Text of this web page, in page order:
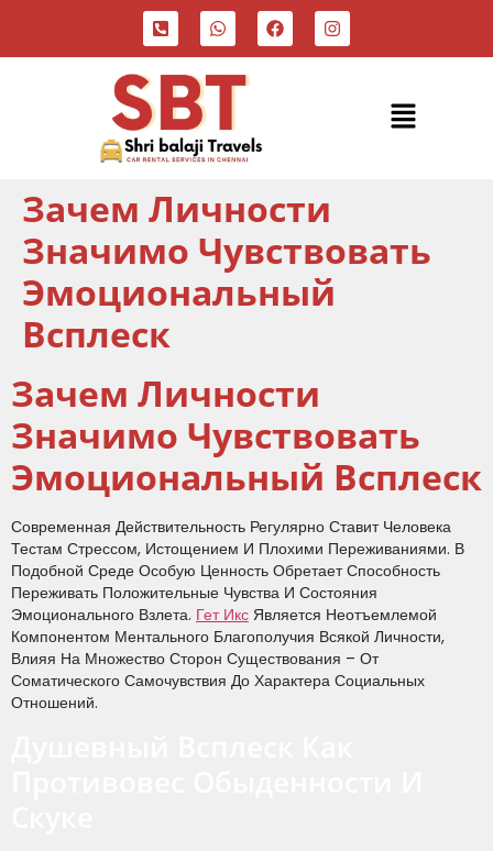
Зачем Личности
Значимо Чувствовать
Эмоциональный
Всплеск
Зачем Личности
Значимо Чувствовать
Эмоциональный Всплеск
Современная Действительность Регулярно Ставит Человека
Тестам Стрессом, Истощением И Плохими Переживаниями. В
Подобной Среде Особую Ценность Обретает Способность
Переживать Положительные Чувства И Состояния
Эмоционального Взлета. Гет Икс Является Неотъемлемой
Компонентом Ментального Благополучия Всякой Личности,
Влияя На Множество Сторон Существования – От
Соматического Самочувствия До Характера Социальных
Отношений.